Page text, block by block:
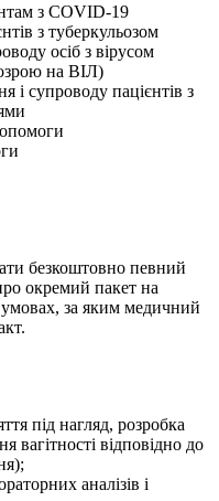
з COVID-19
з туберкульозом
осіб з вірусом
на ВІЛ)
і супроводу пацієнтів з
безкоштовно певний
окремий пакет на
умовах, за яким медичний
під нагляд, розробка
вагітності відповідно до
аналізів і